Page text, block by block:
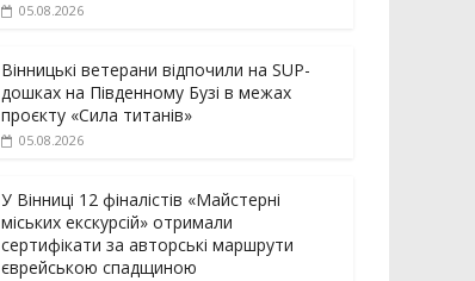
05.08.2026
Вінницькі ветерани відпочили на SUP-
дошках на Південному Бузі в межах
проєкту «Сила титанів»
05.08.2026
У Вінниці 12 фіналістів «Майстерні
міських екскурсій» отримали
сертифікати за авторські маршрути
єврейською спадщиною